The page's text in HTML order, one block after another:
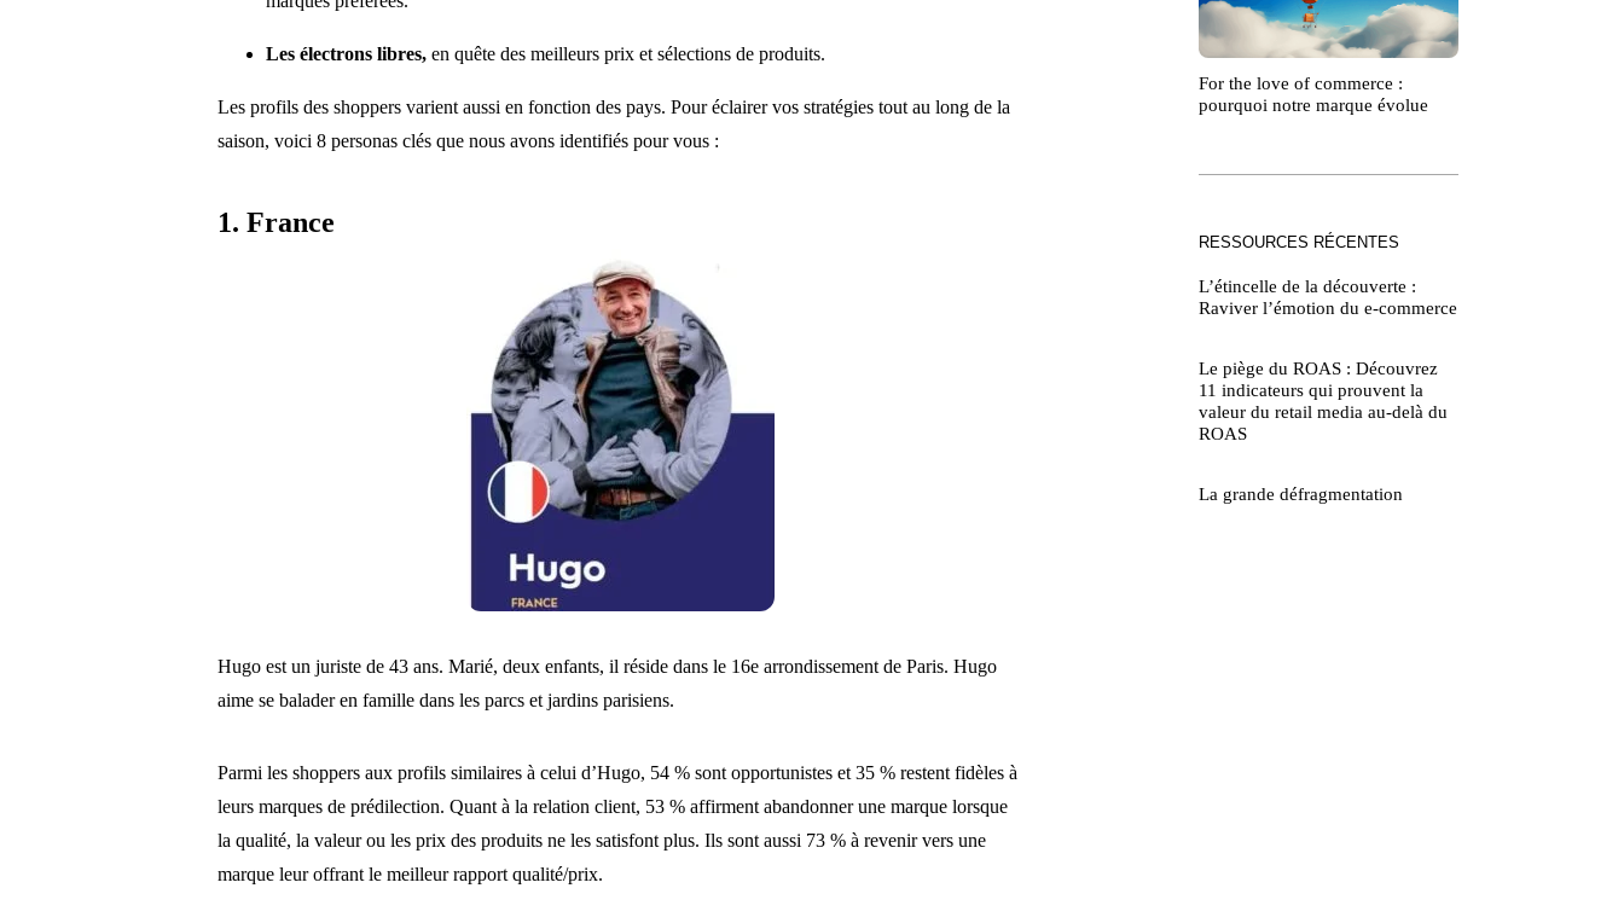
Les électrons libres,en quête des meilleurs prix et sélections de produits.
Les profils des shoppers varient aussi en fonction des pays. Pour éclairer vos stratégies tout au long de la
saison, voici 8 personas clés que nous avons identifiés pour vous :
1. France
Hugo est un juriste de 43 ans. Marié, deux enfants, il réside dans le 16e arrondissement de Paris. Hugo
aime se balader en famille dans les parcs et jardins parisiens.
Parmi les shoppers aux profils similaires à celui d’Hugo, 54 % sont opportunistes et 35 % restent fidèles à
leurs marques de prédilection. Quant à la relation client, 53 % affirment abandonner une marque lorsque
la qualité, la valeur ou les prix des produits ne les satisfont plus. Ils sont aussi 73 % à revenir vers une
marque leur offrant le meilleur rapport qualité/prix.
For the love of commerce :
pourquoi notre marque évolue
RESSOURCES RÉCENTES
L’étincelle de la découverte :
Raviver l’émotion du e-commerce
Le piège du ROAS : Découvrez
11 indicateurs qui prouvent la
valeur du retail media au-delà du
ROAS
La grande défragmentation